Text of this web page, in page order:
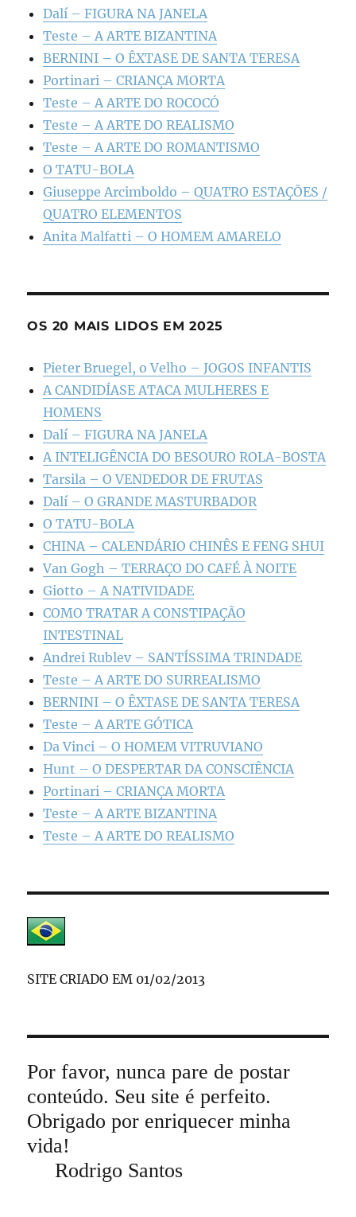
Dalí – FIGURA NA JANELA
Teste – A ARTE BIZANTINA
BERNINI – O ÊXTASE DE SANTA TERESA
Portinari – CRIANÇA MORTA
Teste – A ARTE DO ROCOCÓ
Teste – A ARTE DO REALISMO
Teste – A ARTE DO ROMANTISMO
O TATU-BOLA
Giuseppe Arcimboldo – QUATRO ESTAÇÕES /
QUATRO ELEMENTOS
Anita Malfatti – O HOMEM AMARELO
OS 20 MAIS LIDOS EM 2025
Pieter Bruegel, o Velho – JOGOS INFANTIS
A CANDIDÍASE ATACA MULHERES E
HOMENS
Dalí – FIGURA NA JANELA
A INTELIGÊNCIA DO BESOURO ROLA-BOSTA
Tarsila – O VENDEDOR DE FRUTAS
Dalí – O GRANDE MASTURBADOR
O TATU-BOLA
CHINA – CALENDÁRIO CHINÊS E FENG SHUI
Van Gogh – TERRAÇO DO CAFÉ À NOITE
Giotto – A NATIVIDADE
COMO TRATAR A CONSTIPAÇÃO
INTESTINAL
Andrei Rublev – SANTÍSSIMA TRINDADE
Teste – A ARTE DO SURREALISMO
BERNINI – O ÊXTASE DE SANTA TERESA
Teste – A ARTE GÓTICA
Da Vinci – O HOMEM VITRUVIANO
Hunt – O DESPERTAR DA CONSCIÊNCIA
Portinari – CRIANÇA MORTA
Teste – A ARTE BIZANTINA
Teste – A ARTE DO REALISMO
SITE CRIADO EM 01/02/2013
Por favor, nunca pare de postar
conteúdo. Seu site é perfeito.
Obrigado por enriquecer minha
vida!
Rodrigo Santos